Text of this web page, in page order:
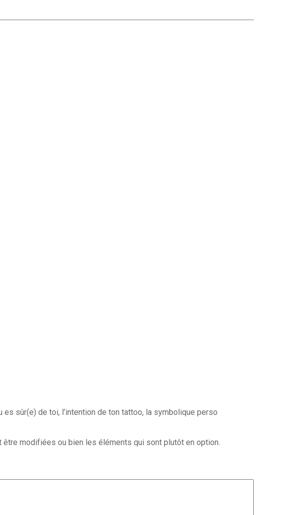
es sûr(e) de toi, l’intention de ton tattoo, la symbolique perso
être modifiées ou bien les éléments qui sont plutôt en option.